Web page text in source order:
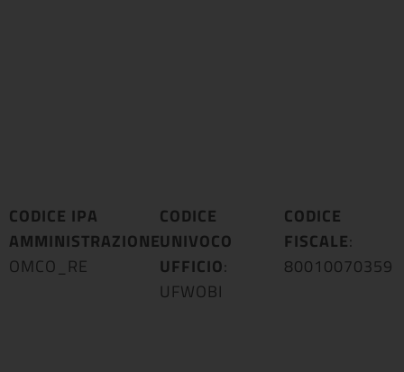
CODICE IPA
AMMINISTRAZIONE:
OMCO_RE
CODICE
UNIVOCO
UFFICIO:
UFWOBI
CODICE
FISCALE:
80010070359